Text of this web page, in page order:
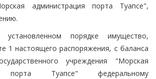
администрация порта Туапсе",
порядке имущество,
1 настоящего распоряжения, с баланса
учреждения "Морская
порта Туапсе" федеральному